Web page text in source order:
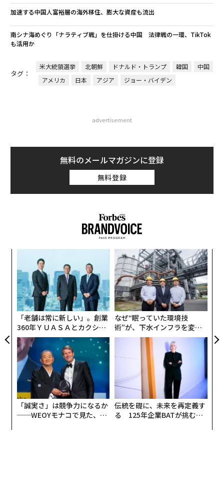
加速する中国人富裕層の海外移住、膨大な資産も流出
南シナ海めぐり「ナラティブ戦」を仕掛ける中国 法律戦の一環、TikTok
も活用か
タグ：
米大統領選挙 北朝鮮 ドナルド・トランプ 韓国
中国
アメリカ
日本 アジア ジョー・バイデン
advertisement
無料のメールマガジンに登録
無料登録
「老舗は常に新しい」。創業
360年ＹＵＡＳＡとカクシン
CEO田尻望が語る、AIを超え
る人の価値
なぜ“眠っていた環境技
術”が、下水インフラを変え
たのか──産総研×月島JFE
アクアソリューションの10年
「誠実さ」は競争力になるか
──WEOYモナコで見た、く
伝統を礎に、未来を再定義す
る 125年企業BATが挑むス